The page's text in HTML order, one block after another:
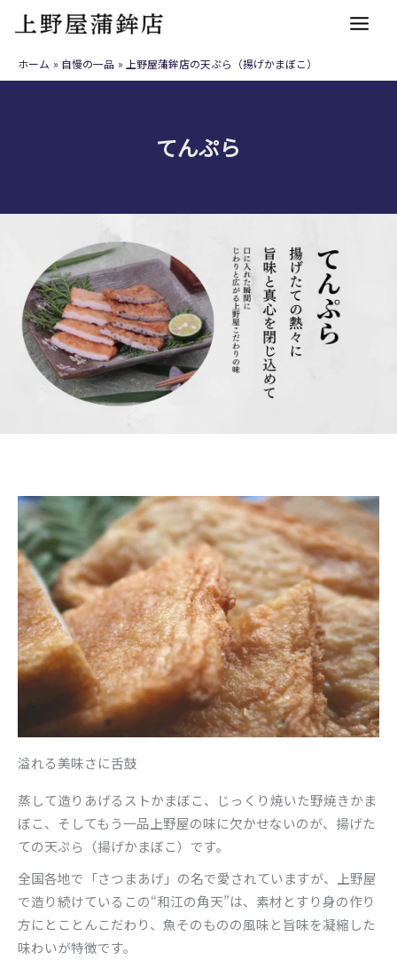
ス
ホーム 自慢の一品 上野屋蒲鉾店の天ぷら（揚げかまぼこ）
てんぷら
溢れる美味さに舌鼓
蒸して造りあげるストかまぼこ、じっくり焼いた野焼きかま
ぼこ、そしてもう一品上野屋の味に欠かせないのが、揚げた
ての天ぷら（揚げかまぼこ）です。
全国各地で「さつまあげ」の名で愛されていますが、上野屋
で造り続けているこの“和江の角天”は、素材とすり身の作り
方にとことんこだわり、魚そのものの風味と旨味を凝縮した
味わいが特徴です。